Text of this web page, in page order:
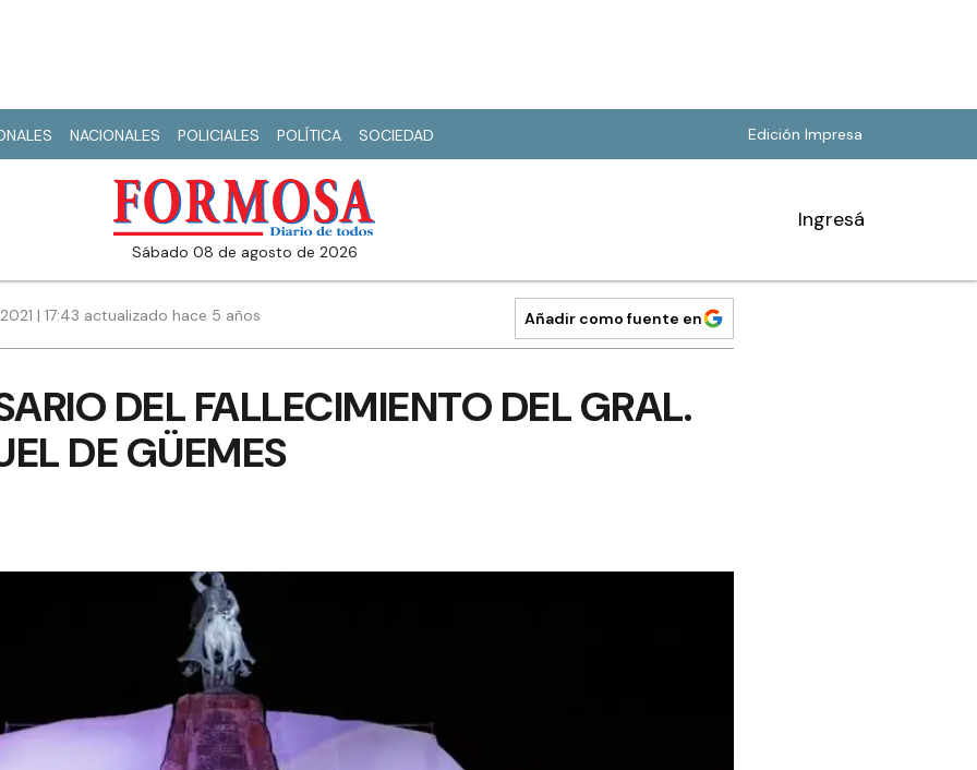
NACIONALES POLICIALES POLÍTICA SOCIEDAD Edición Impresa
sábado 08 de agosto de 2026
Ingresá
| 17:43 actualizado hace 5 años Añadir como fuente en
DEL FALLECIMIENTO DEL GRAL.
DE GÜEMES